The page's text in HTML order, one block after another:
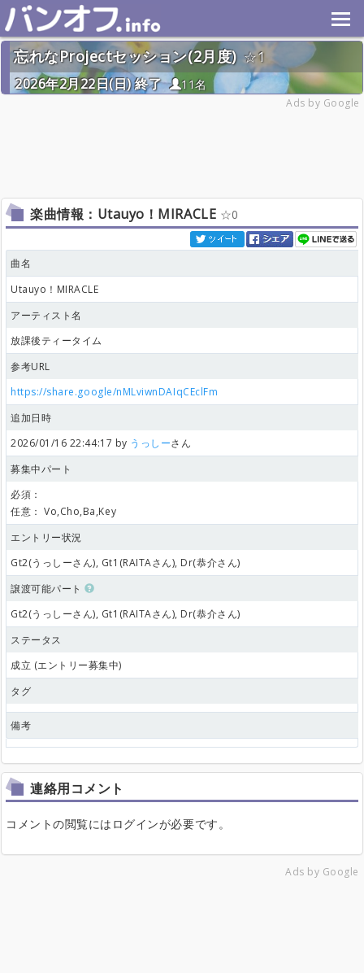
忘れなProjectセッション(2月度)
1
2026年2月22日(日) 終了
11名
Ads by Google
楽曲情報：Utauyo！MIRACLE 0
曲名
Utauyo！MIRACLE
アーティスト名
放課後ティータイム
参考URL
https://share.google/nMLviwnDAIqCEclFm
追加日時
2026/01/16 22:44:17 by うっしーさん
募集中パート
必須：
任意： Vo,Cho,Ba,Key
エントリー状況
Gt2(うっしーさん), Gt1(RAITAさん), Dr(恭介さん)
譲渡可能パート
Gt2(うっしーさん), Gt1(RAITAさん), Dr(恭介さん)
ステータス
成立 (エントリー募集中)
タグ
備考
連絡用コメント
コメントの閲覧にはログインが必要です。
Ads by Google